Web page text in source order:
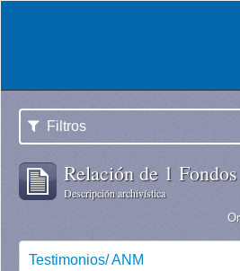
Filtros
Relación de 1
Descripción archivística
Testimonios/ ANM